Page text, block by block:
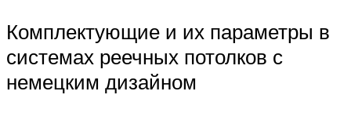
Комплектующие и их параметры в
системах реечных потолков с
немецким дизайном